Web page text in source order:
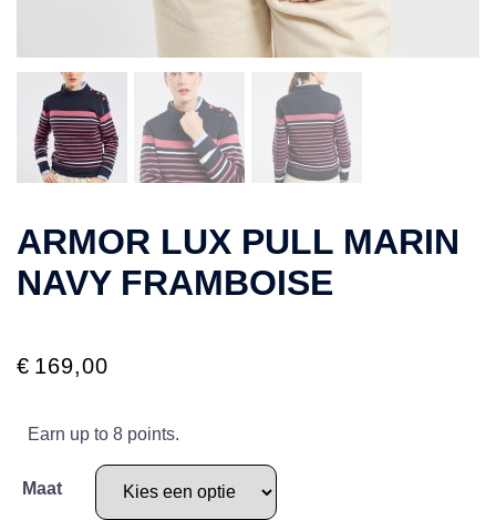
ARMOR LUX PULL MARIN
NAVY FRAMBOISE
€ 169,00
Earn up to 8 points.
Maat